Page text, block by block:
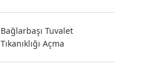
Bağlarbaşı Tuvalet
Tıkanıklığı Açma